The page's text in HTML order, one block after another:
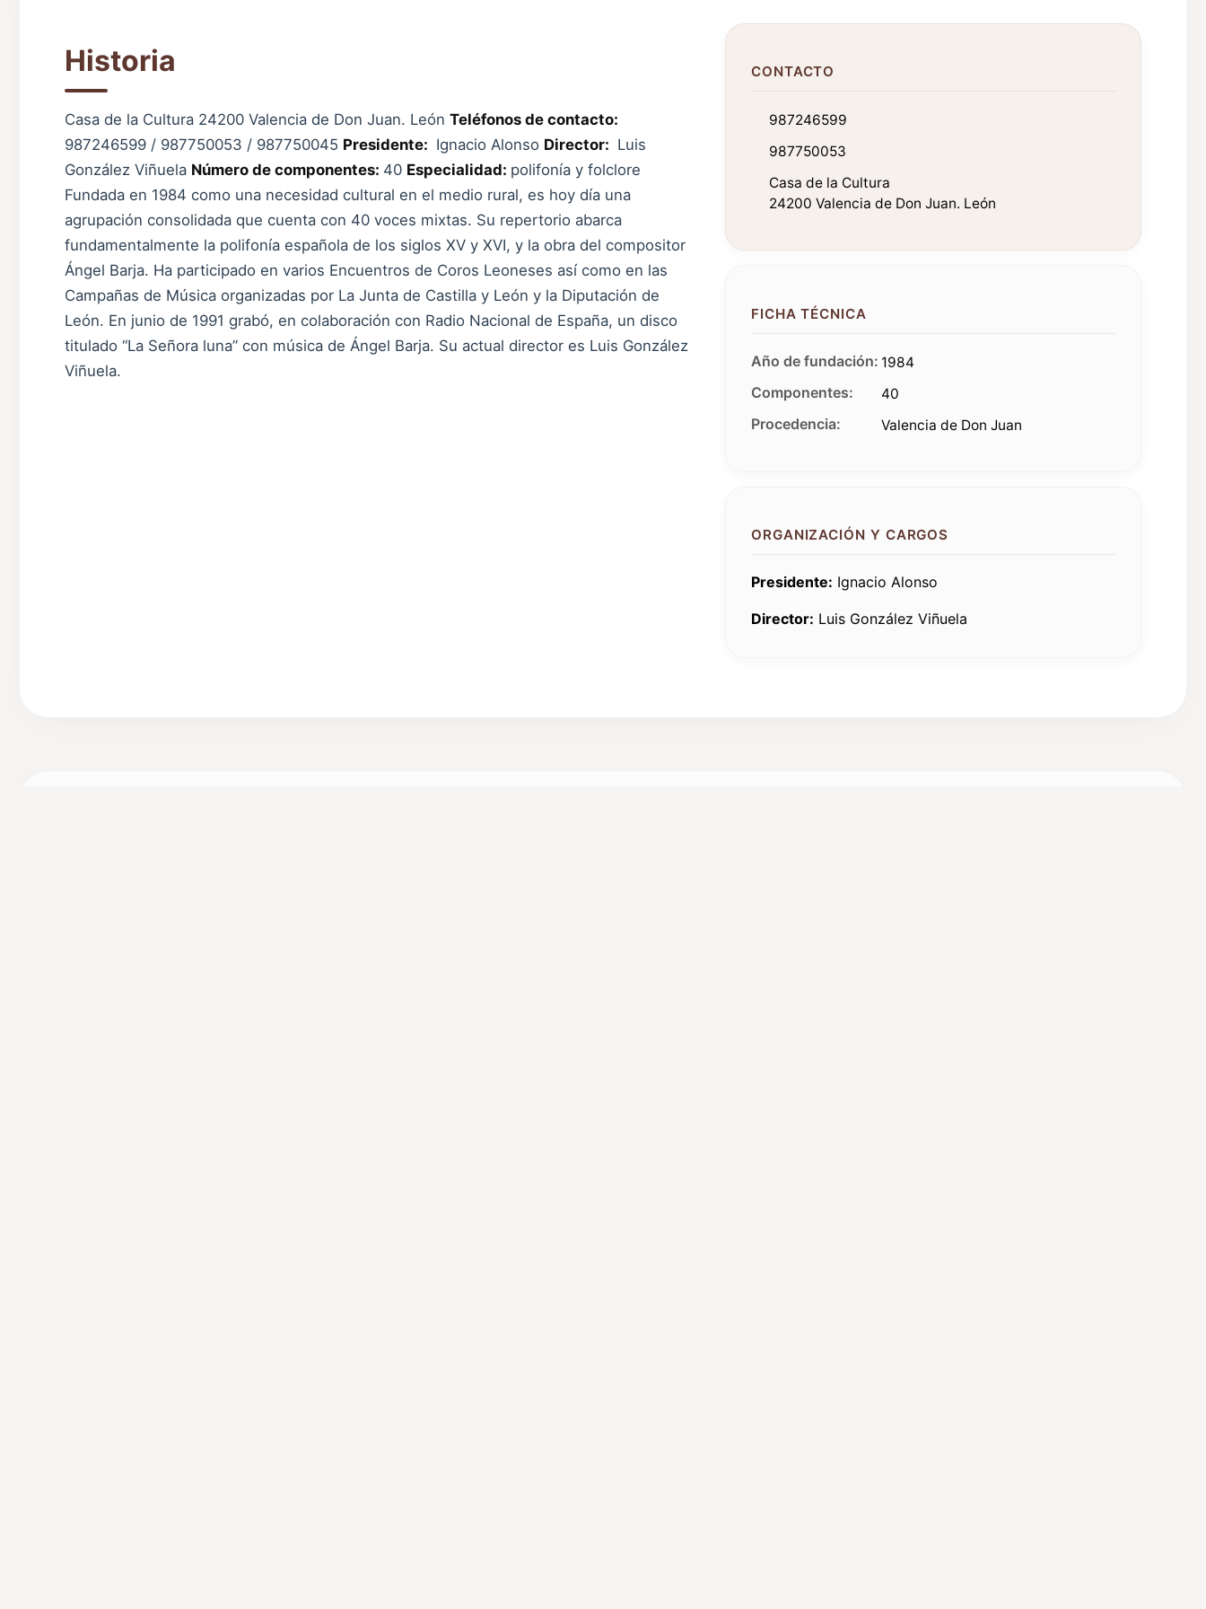
Historia
Casa de la Cultura 24200 Valencia de Don Juan. León Teléfonos de contacto:
987246599 / 987750053 / 987750045 Presidente: Ignacio Alonso Director: Luis
González Viñuela Número de componentes: 40 Especialidad: polifonía y folclore
Fundada en 1984 como una necesidad cultural en el medio rural, es hoy día una
agrupación consolidada que cuenta con 40 voces mixtas. Su repertorio abarca
fundamentalmente la polifonía española de los siglos XV y XVI, y la obra del compositor
Ángel Barja. Ha participado en varios Encuentros de Coros Leoneses así como en las
Campañas de Música organizadas por La Junta de Castilla y León y la Diputación de
León. En junio de 1991 grabó, en colaboración con Radio Nacional de España, un disco
titulado “La Señora luna” con música de Ángel Barja. Su actual director es Luis González
Viñuela.
CONTACTO
987246599
987750053
Casa de la Cultura
24200 Valencia de Don Juan. León
FICHA TÉCNICA
Año de fundación: 1984
Componentes: 40
Procedencia: Valencia de Don Juan
ORGANIZACIÓN Y CARGOS
Presidente: Ignacio Alonso
Director: Luis González Viñuela